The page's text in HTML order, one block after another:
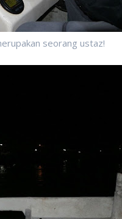
seorang ustaz!